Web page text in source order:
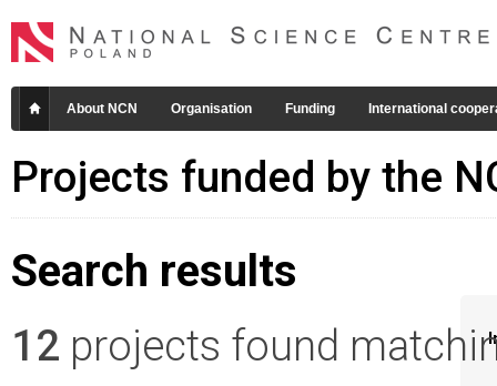
About NCN Organisation Funding International
Projects funded by the
Search results
12 projects found